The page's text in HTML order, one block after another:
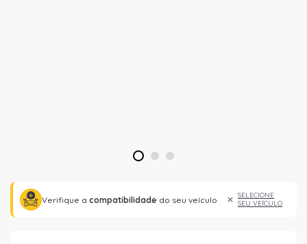
1 2 3
Verifique a compatibilidade do seu veículo
SELECIONE
SEU VEÍCULO